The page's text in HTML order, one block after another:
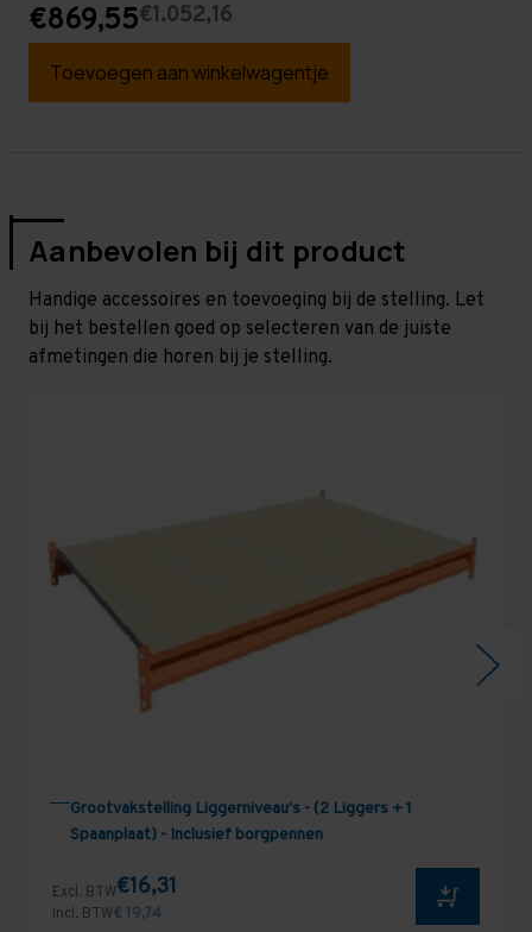
€869,55€1.052,16
Toevoegen aan winkelwagentje
Aanbevolen bij dit product
Handige accessoires en toevoeging bij de stelling. Let
bij het bestellen goed op selecteren van de juiste
afmetingen die horen bij je stelling.
Grootvakstelling Liggerniveau's - (2 Liggers + 1
Spaanplaat) - Inclusief borgpennen
Excl. BTW€16,31
Incl. BTW€ 19,74